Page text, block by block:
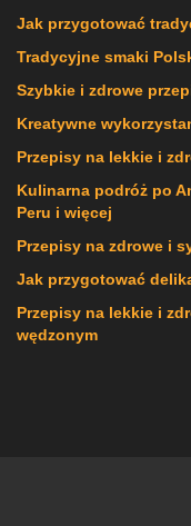
Jak przygotować
Tradycyjne smaki
Szybkie i zdrowe
Kreatywne
Przepisy na lekkie i
Kulinarna podróż po
Peru i więcej
Przepisy na zdrowe i
Jak przygotować
Przepisy na lekkie i
wędzonym